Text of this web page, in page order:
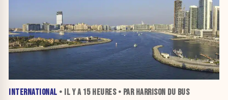
INTERNATIONAL • IL Y A 15 HEURES• PAR HARRISON DU BUS